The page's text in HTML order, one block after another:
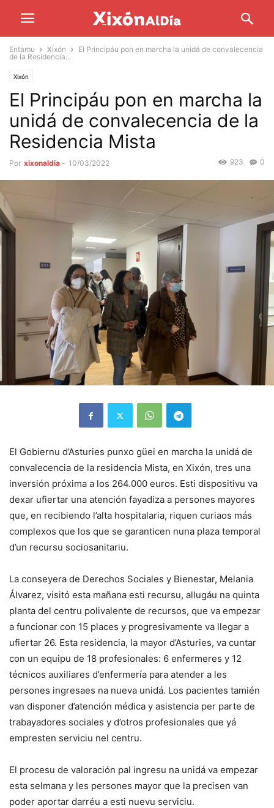
Entamu Xixón
El Principáu pon en marcha la unidá de convalecencia
de la Residencia...
Xixón
El Principáu pon en marcha la
unidá de convalecencia de la
Residencia Mista
Por xixonaldia - 10/03/2022 0
923
El Gobiernu d’Asturies punxo güei en marcha la unidá de
convalecencia de la residencia Mista, en Xixón, tres una
inversión próxima a los 264.000 euros. Esti dispositivu va
dexar ufiertar una atención fayadiza a persones mayores
que, en recibiendo l’alta hospitalaria, riquen curiaos más
complexos que los que se garanticen nuna plaza temporal
d’un recursu sociosanitariu.
La conseyera de Derechos Sociales y Bienestar, Melania
Álvarez, visitó esta mañana esti recursu, allugáu na quinta
planta del centru polivalente de recursos, que va empezar
a funcionar con 15 places y progresivamente va llegar a
ufiertar 26. Esta residencia, la mayor d’Asturies, va cuntar
con un equipu de 18 profesionales: 6 enfermeres y 12
técnicos auxiliares d’enfermería para atender a les
persones ingresaes na nueva unidá. Los pacientes tamién
van disponer d’atención médica y asistencia per parte de
trabayadores sociales y d’otros profesionales que yá
empresten serviciu nel centru.
El procesu de valoración pal ingresu na unidá va empezar
esta selmana y les persones mayor que la precisen van
poder aportar darréu a esti nuevu serviciu.